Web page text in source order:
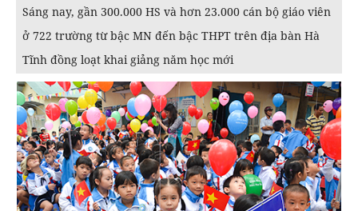
Sáng nay, gần 300.000 HS và hơn 23.000 cán bộ giáo viên
ở 722 trường từ bậc MN đến bậc THPT trên địa bàn Hà
Tĩnh đồng loạt khai giảng năm học mới